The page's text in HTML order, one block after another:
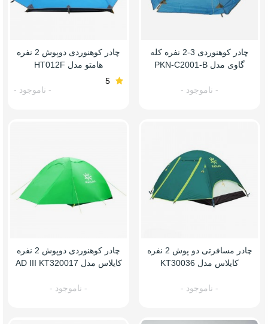
چادر کوهنوردی 3-2 نفره کله
گاوی مدل PKN-C2001-B
- ناموجود -
چادر کوهنوردی دوپوش 2 نفره
هامتو مدل HT012F
5
- ناموجود -
چادر مسافرتی دو پوش 2 نفره
کایلاس مدل KT30036
- ناموجود -
چادر کوهنوردی دوپوش 2 نفره
کایلاس مدل AD III KT320017
- ناموجود -